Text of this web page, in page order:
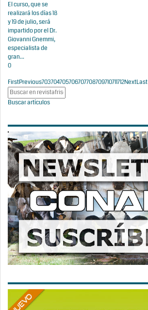
El curso, que se
realizará los días 18
y 19 de julio, será
impartido por el Dr.
Giovanni Gnemmi,
especialista de
gran...
0
FirstPrevious703704705706707708709710711712NextLast
Buscar artículos